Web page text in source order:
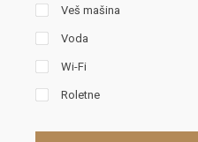
Veš mašina
Voda
Wi-Fi
Roletne